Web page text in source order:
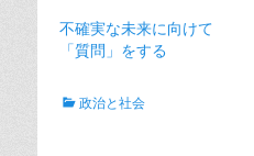
不確実な未来に向けて
「質問」をする
カ 政治と社会